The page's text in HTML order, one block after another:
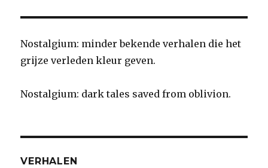
Rudolf
Nostalgium: minder bekende verhalen die het
grijze verleden kleur geven.
Nostalgium: dark tales saved from oblivion.
VERHALEN